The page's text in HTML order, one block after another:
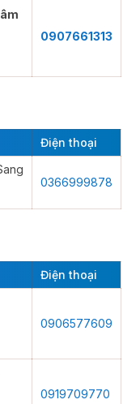
0907661313
Điện thoại
0366999878
Điện thoại
0906577609
0919709770